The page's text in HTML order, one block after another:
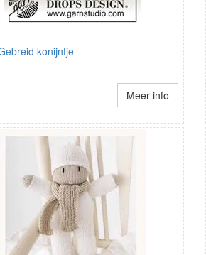
konijntje
Meer info